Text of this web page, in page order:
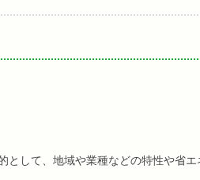
して、地域や業種などの特性や省